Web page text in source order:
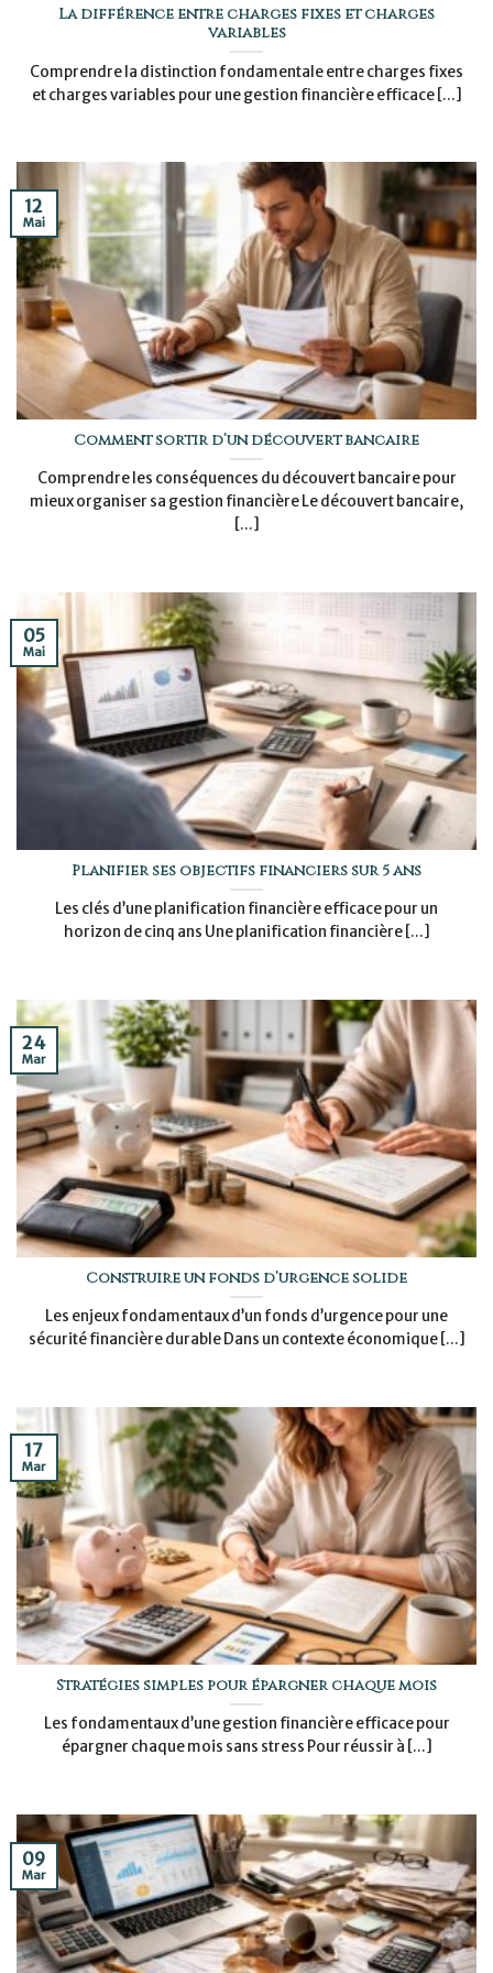
La différence entre charges fixes et charges
variables
Comprendre la distinction fondamentale entre charges fixes
et charges variables pour une gestion financière efficace [...]
Comment sortir d’un découvert bancaire
Comprendre les conséquences du découvert bancaire pour
mieux organiser sa gestion financière Le découvert bancaire,
[...]
12
Mai
Planifier ses objectifs financiers sur 5 ans
Les clés d’une planification financière efficace pour un
horizon de cinq ans Une planification financière [...]
05
Mai
Construire un fonds d’urgence solide
Les enjeux fondamentaux d’un fonds d’urgence pour une
sécurité financière durable Dans un contexte économique [...]
24
Mar
Stratégies simples pour épargner chaque mois
Les fondamentaux d’une gestion financière efficace pour
épargner chaque mois sans stress Pour réussir à [...]
17
Mar
09
Mar